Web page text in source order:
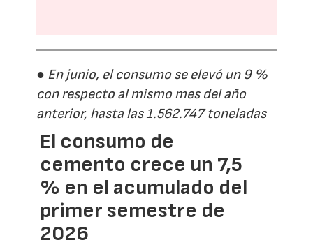
● En junio, el consumo se elevó un 9 %
con respecto al mismo mes del año
anterior, hasta las 1.562.747 toneladas
El consumo de
cemento crece un 7,5
% en el acumulado del
primer semestre de
2026